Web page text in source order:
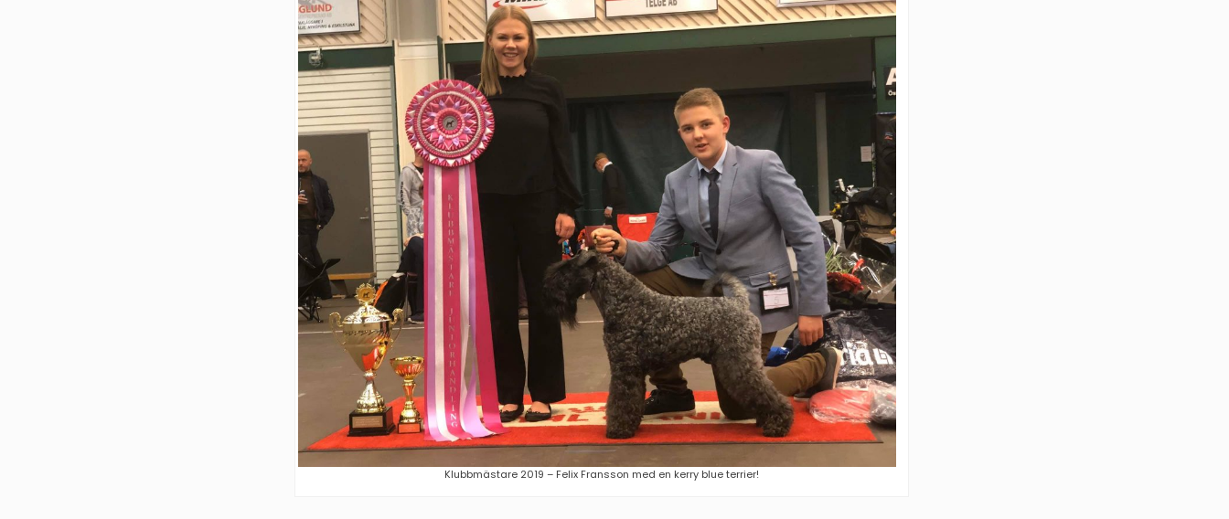
Klubbmästare 2019 – Felix Fransson med en kerry blue terrier!